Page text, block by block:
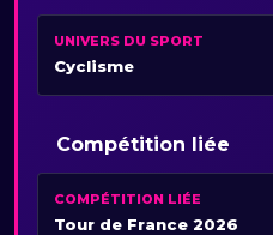
UNIVERS DU SPORT
Cyclisme
Compétition liée
COMPÉTITION LIÉE
Tour de France 2026